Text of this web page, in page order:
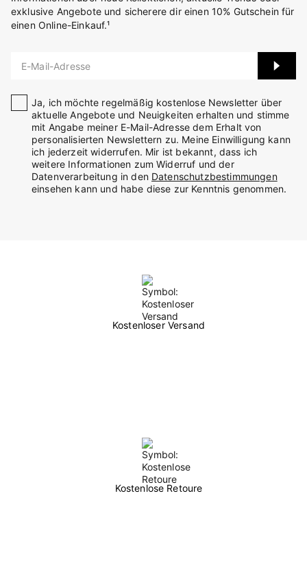
exklusive Angebote und sicherere dir einen 10% Gutschein für
einen Online-Einkauf.¹
E-Mail-Adresse
Ja, ich möchte regelmäßig kostenlose Newsletter über
aktuelle Angebote und Neuigkeiten erhalten und stimme
mit Angabe meiner E-Mail-Adresse dem Erhalt von
personalisierten Newslettern zu. Meine Einwilligung kann
ich jederzeit widerrufen. Mir ist bekannt, dass ich
weitere Informationen zum Widerruf und der
Datenverarbeitung in den Datenschutzbestimmungen
einsehen kann und habe diese zur Kenntnis genommen.
Kostenloser Versand
Kostenlose Retoure